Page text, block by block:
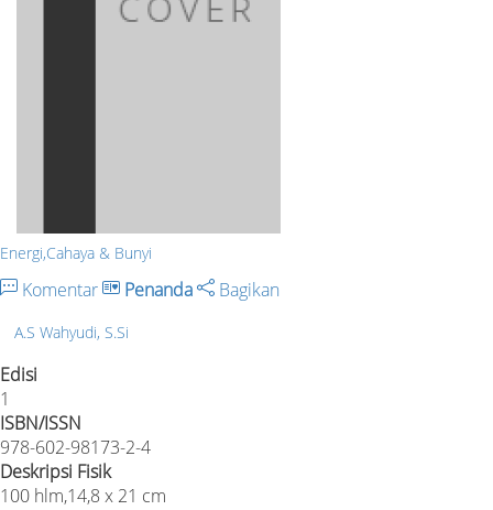
Energi,Cahaya & Bunyi
Komentar Penanda Bagikan
A.S Wahyudi, S.Si
Edisi
1
ISBN/ISSN
978-602-98173-2-4
Deskripsi Fisik
100 hlm,14,8 x 21 cm